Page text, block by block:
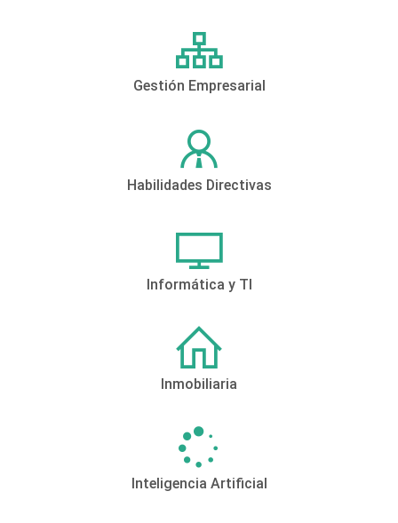
Gestión Empresarial
Habilidades Directivas
Informática y TI
Inmobiliaria
Inteligencia Artificial